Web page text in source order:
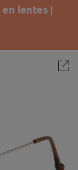
en lentes |